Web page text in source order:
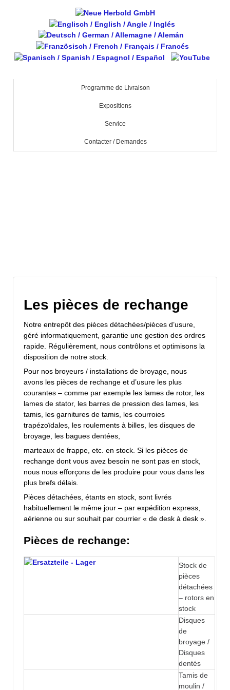
Programme de Livraison
Expositions
Service
Contacter / Demandes
Les pièces de rechange
Notre entrepôt des pièces détachées/pièces d’usure,
géré informatiquement, garantie une gestion des ordres
rapide. Régulièrement, nous contrôlons et optimisons la
disposition de notre stock.
Pour nos broyeurs / installations de broyage, nous
avons les pièces de rechange et d’usure les plus
courantes – comme par exemple les lames de rotor, les
lames de stator, les barres de pression des lames, les
tamis, les garnitures de tamis, les courroies
trapézoïdales, les roulements à billes, les disques de
broyage, les bagues dentées,
marteaux de frappe, etc. en stock. Si les pièces de
rechange dont vous avez besoin ne sont pas en stock,
nous nous efforçons de les produire pour vous dans les
plus brefs délais.
Pièces détachées, étants en stock, sont livrés
habituellement le même jour – par expédition express,
aérienne ou sur souhait par courrier « de desk à desk ».
Pièces de rechange:
Stock de
pièces
détachées
– rotors en
stock
Disques
de
broyage /
Disques
dentés
Tamis de
moulin /